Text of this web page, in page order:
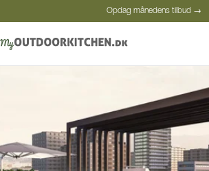
Opdag månedens tilbud →
Opdag månedens tilbud →